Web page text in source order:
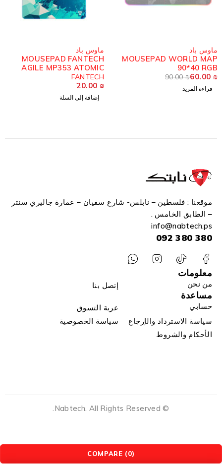
MOUSEPAD FANTECH
AGILE MP353 ATOMIC
XTRIKE ME
606 RGB
موقعنا : فلسطين – نابلس- شارع سفيان – عمارة جاليري سنتر
– الطابق الخامس .
info@nabtech.ps
380 380 092
معلومات
من نحن إتصل بنا
مساعدة
حسابي
عربة التسوق
سياسة الاسترداد والإرجاع
سياسة الخصوصية
الأحكام والشروط
© Nabtech. All Rights Reserved.
COMPARE (0)